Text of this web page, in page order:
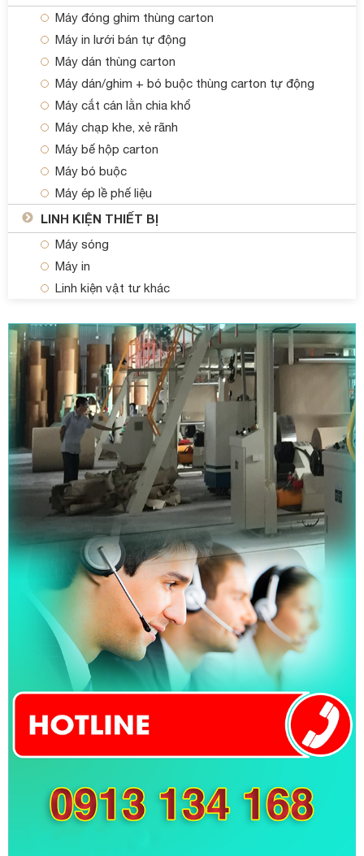
Máy đóng ghim thùng carton
Máy in lưới bán tự động
Máy dán thùng carton
Máy dán/ghim + bó buộc thùng carton tự động
Máy cắt cán lằn chia khổ
Máy chạp khe, xẻ rãnh
Máy bế hộp carton
Máy bó buộc
Máy ép lề phế liệu
LINH KIỆN THIẾT BỊ
Máy sóng
Máy in
Linh kiện vật tư khác